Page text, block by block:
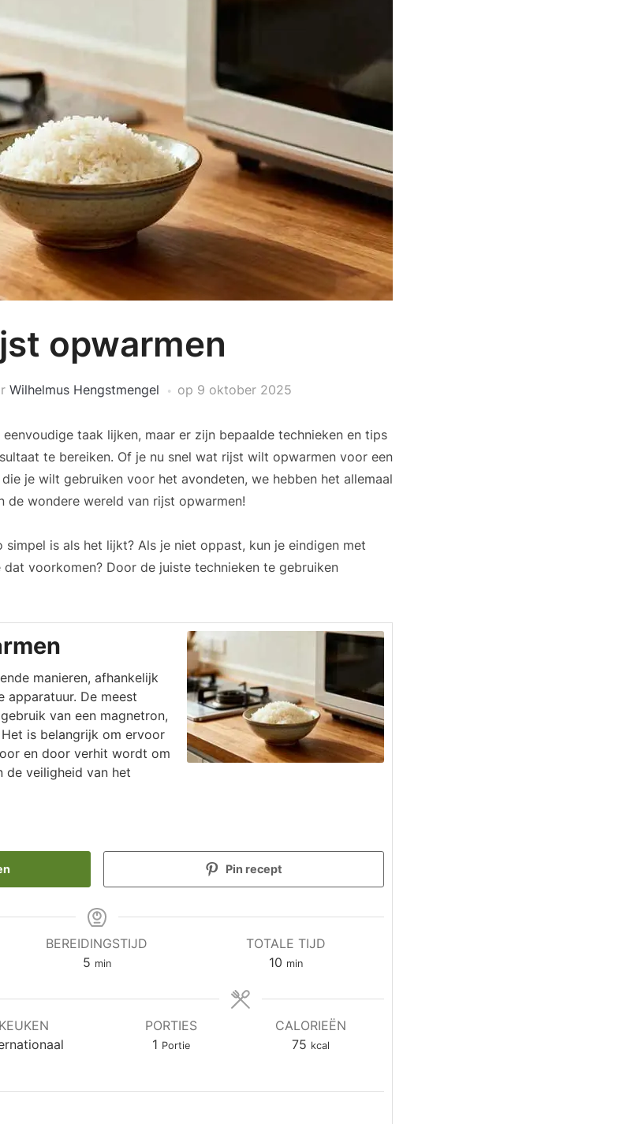
opwarmen
Wilhelmus Hengstmengel op 9 oktober 2025
taak lijken, maar er zijn bepaalde technieken en tips
te bereiken. Of je nu snel wat rijst wilt opwarmen voor een
je wilt gebruiken voor het avondeten, we hebben het allemaal
de wondere wereld van rijst opwarmen!
is als het lijkt? Als je niet oppast, kun je eindigen met
voorkomen? Door de juiste technieken te gebruiken
manieren, afhankelijk
apparatuur. De meest
van een magnetron,
is belangrijk om ervoor
en door verhit wordt om
de veiligheid van het
Pin recept
BEREIDINGSTIJD
5minuten
min
TOTALE TIJD
10minuten
min
KEUKEN
PORTIES
1 Portie
CALORIEËN
75 kcal